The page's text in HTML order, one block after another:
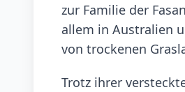
zur Familie der
allem in Australien
von trockenen
Trotz ihrer